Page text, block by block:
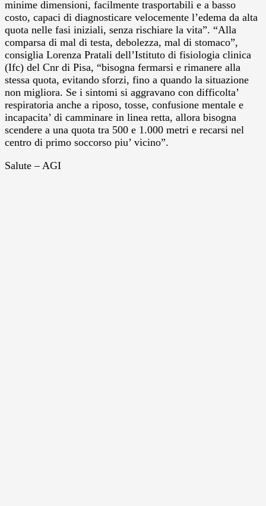
minime dimensioni, facilmente trasportabili e a basso
costo, capaci di diagnosticare velocemente l’edema da alta
quota nelle fasi iniziali, senza rischiare la vita”. “Alla
comparsa di mal di testa, debolezza, mal di stomaco”,
consiglia Lorenza Pratali dell’Istituto di fisiologia clinica
(Ifc) del Cnr di Pisa, “bisogna fermarsi e rimanere alla
stessa quota, evitando sforzi, fino a quando la situazione
non migliora. Se i sintomi si aggravano con difficolta’
respiratoria anche a riposo, tosse, confusione mentale e
incapacita’ di camminare in linea retta, allora bisogna
scendere a una quota tra 500 e 1.000 metri e recarsi nel
centro di primo soccorso piu’ vicino”.
Salute – AGI